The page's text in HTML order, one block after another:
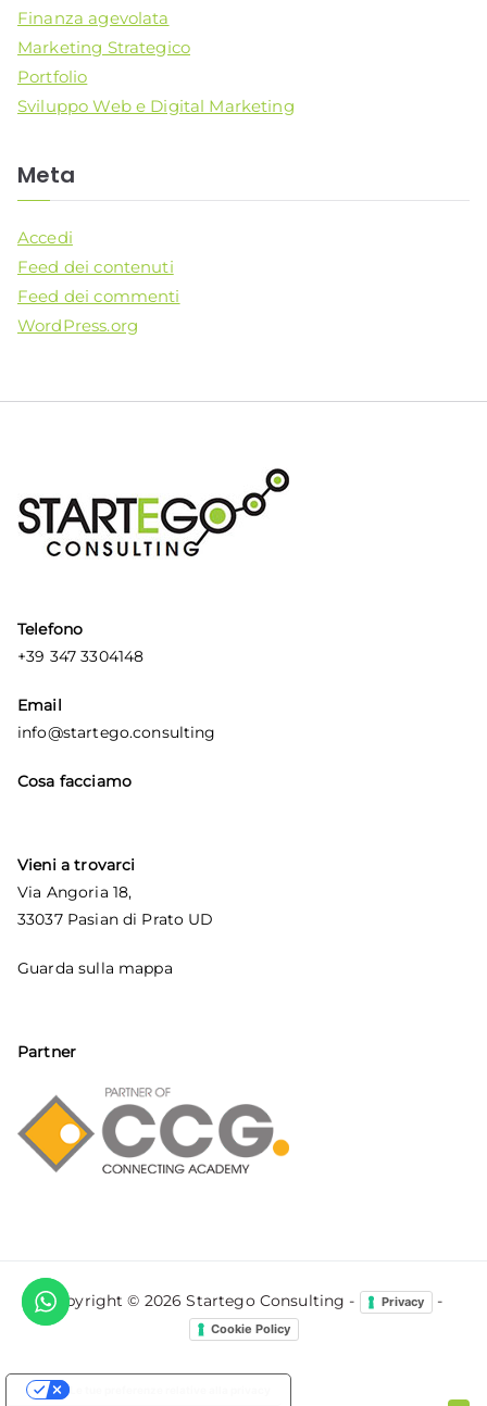
Finanza agevolata
Marketing Strategico
Portfolio
Sviluppo Web e Digital Marketing
Meta
Accedi
Feed dei contenuti
Feed dei commenti
WordPress.org
Telefono
+39 347 3304148
Email
info@startego.consulting
Cosa facciamo
Vieni a trovarci
Via Angoria 18,
33037 Pasian di Prato UD
Guarda sulla mappa
Partner
Copyright © 2026Startego Consulting - Privacy -
Cookie Policy